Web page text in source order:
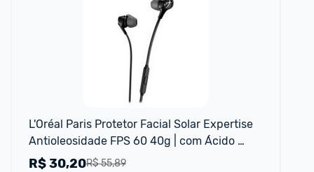
L'Oréal Paris Protetor Facial Solar Expertise
Antioleosidade FPS 60 40g | com Ácido
Salicílico possui Efeito Matte
R$ 55,89
R$30,20